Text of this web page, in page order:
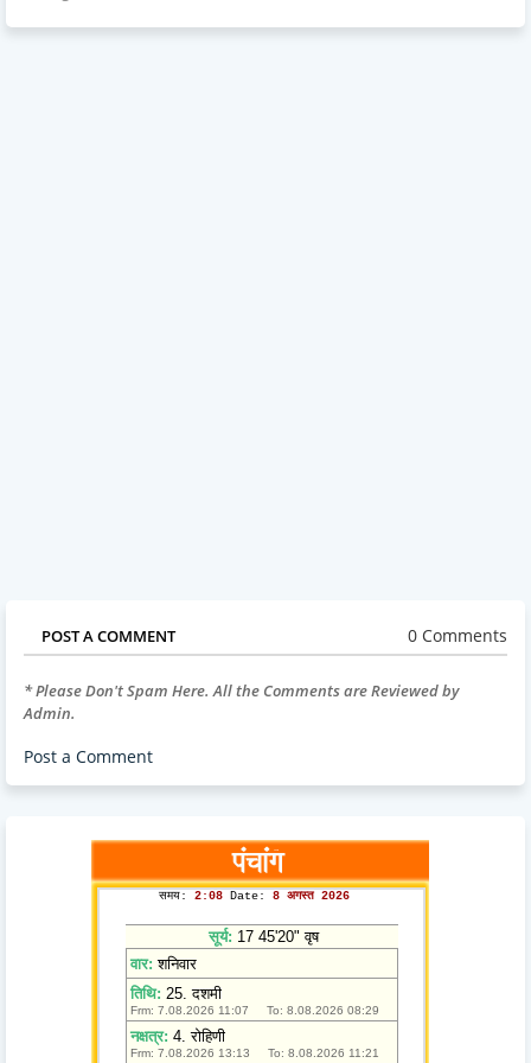
POST A COMMENT 0 Comments
* Please Don't Spam Here. All the Comments are Reviewed by
Admin.
Post a Comment